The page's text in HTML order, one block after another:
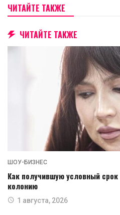
ЧИТАЙТЕ ТАКЖЕ
ЧИТАЙТЕ ТАКЖЕ
ШОУ-БИЗНЕС
Как получившую условный
колонию
1 августа, 2026